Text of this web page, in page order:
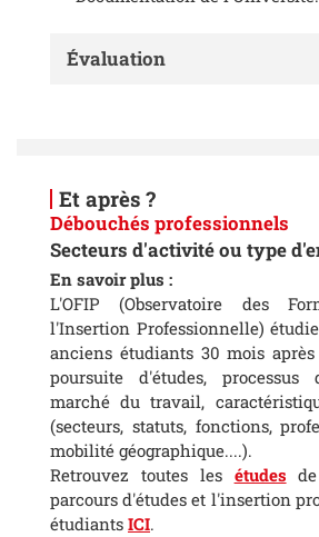
Évaluation
Et après ?
Débouchés professionnels
Secteurs d'activité ou type
En savoir plus :
L'OFIP (Observatoire des
l'Insertion Professionnelle)
anciens étudiants 30 mois
poursuite d'études,
marché du travail,
(secteurs, statuts, fonctions,
mobilité géographique....).
Retrouvez toutes les études
parcours d'études et l'insertion
étudiants ICI.